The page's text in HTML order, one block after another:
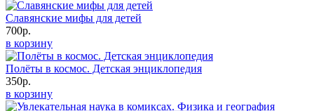
Славянские мифы для детей
700р.
в корзину
Полёты в космос. Детская энциклопедия
350р.
в корзину